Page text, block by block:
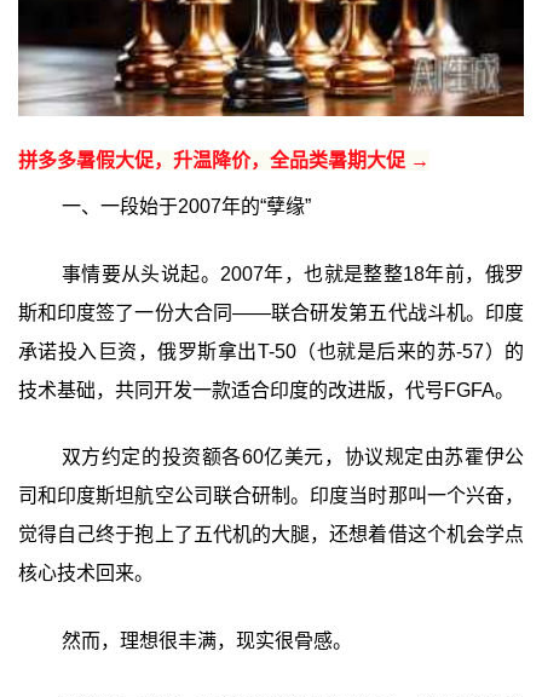
拼多多暑假大促，升温降价，全品类暑期大促 →
一、一段始于2007年的“孽缘”
事情要从头说起。2007年，也就是整整18年前，俄罗
斯和印度签了一份大合同——联合研发第五代战斗机。印度
承诺投入巨资，俄罗斯拿出T-50（也就是后来的苏-57）的
技术基础，共同开发一款适合印度的改进版，代号FGFA。
双方约定的投资额各60亿美元，协议规定由苏霍伊公
司和印度斯坦航空公司联合研制。印度当时那叫一个兴奋，
觉得自己终于抱上了五代机的大腿，还想着借这个机会学点
核心技术回来。
然而，理想很丰满，现实很骨感。